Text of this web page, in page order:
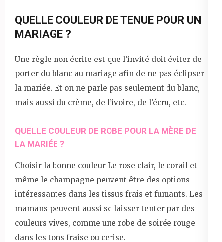
QUELLE COULEUR DE TENUE POUR UN
MARIAGE ?
Une règle non écrite est que l’invité doit éviter de
porter du blanc au mariage afin de ne pas éclipser
la mariée. Et on ne parle pas seulement du blanc,
mais aussi du crème, de l’ivoire, de l’écru, etc.
QUELLE COULEUR DE ROBE POUR LA MÈRE DE
LA MARIÉE ?
Choisir la bonne couleur Le rose clair, le corail et
même le champagne peuvent être des options
intéressantes dans les tissus frais et fumants. Les
mamans peuvent aussi se laisser tenter par des
couleurs vives, comme une robe de soirée rouge
dans les tons fraise ou cerise.